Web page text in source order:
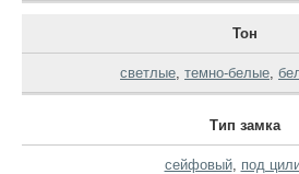
Тон
светлые темно-белые
Тип замка
сейфовый, под